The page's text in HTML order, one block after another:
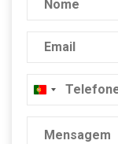
Portugal